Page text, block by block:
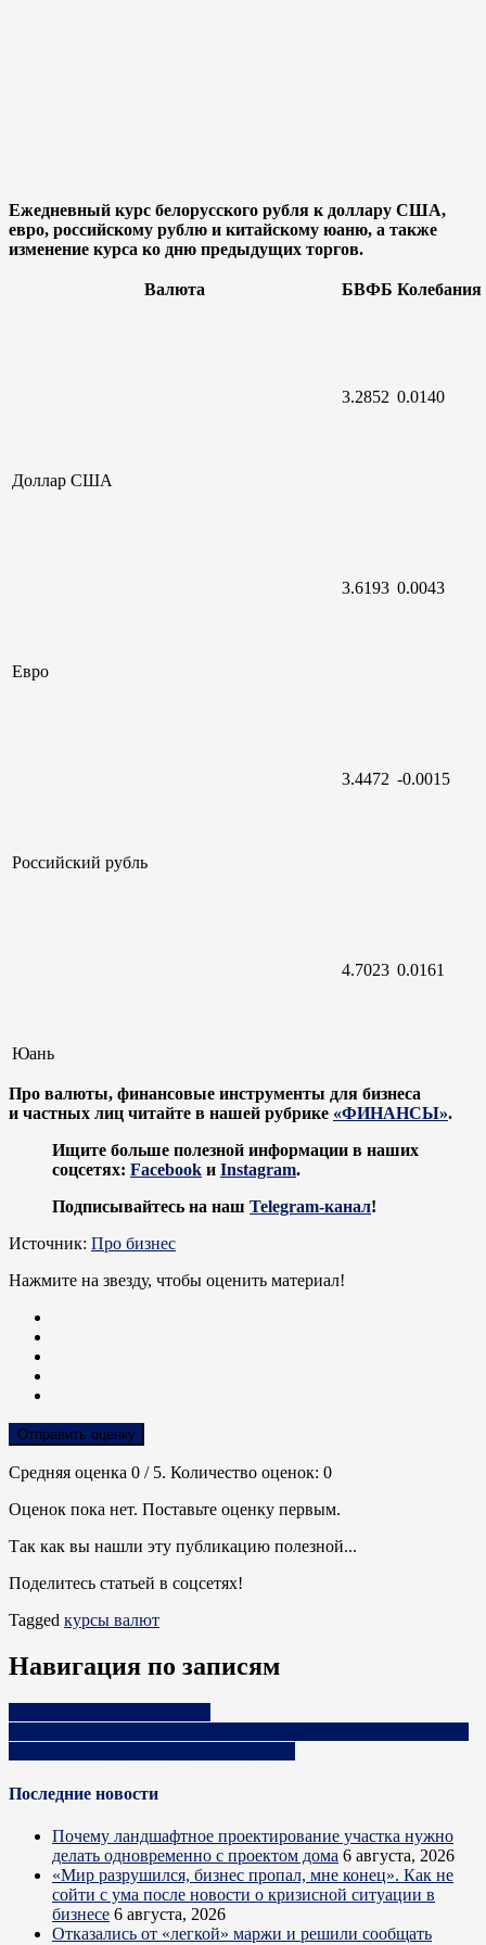
Ежедневный курс белорусского рубля к доллару США,
евро, российскому рублю и китайскому юаню, а также
изменение курса ко дню предыдущих торгов.
Валюта БВФБ Колебания
Доллар США
3.2852 0.0140
Евро
3.6193 0.0043
Российский рубль
3.4472 -0.0015
Юань
4.7023 0.0161
Про валюты, финансовые инструменты для бизнеса
и частных лиц читайте в нашей рубрике «ФИНАНСЫ».
Ищите больше полезной информации в наших
соцсетях: Facebook и Instagram.
Подписывайтесь на наш Telegram-канал!
Источник: Про бизнес
Нажмите на звезду, чтобы оценить материал!
Отправить оценку
Средняя оценка 0 / 5. Количество оценок: 0
Оценок пока нет. Поставьте оценку первым.
Так как вы нашли эту публикацию полезной...
Поделитесь статьей в соцсетях!
Tagged курсы валют
Навигация по записям
Последние новости
Почему ландшафтное проектирование участка нужно
делать одновременно с проектом дома 6 августа, 2026
«Мир разрушился, бизнес пропал, мне конец». Как не
сойти с ума после новости о кризисной ситуации в
бизнесе 6 августа, 2026
Отказались от «легкой» маржи и решили сообщать